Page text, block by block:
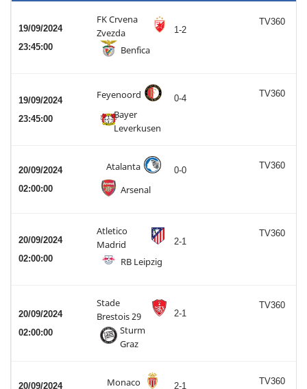
19/09/2024
23:45:00
FK Crvena
Zvezda
1-2
Benfica
TV360
19/09/2024
23:45:00
Feyenoord 0-4
Bayer
Leverkusen
TV360
20/09/2024
02:00:00
Atalanta 0-0
Arsenal
TV360
20/09/2024
02:00:00
Atletico
Madrid
2-1
RB Leipzig
TV360
20/09/2024
02:00:00
Stade
Brestois 29
2-1
Sturm
Graz
TV360
20/09/2024
Monaco 2-1 TV360